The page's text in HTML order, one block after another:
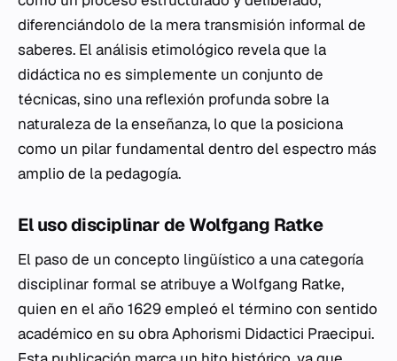
diferenciándolo de la mera transmisión informal de
saberes. El análisis etimológico revela que la
didáctica no es simplemente un conjunto de
técnicas, sino una reflexión profunda sobre la
naturaleza de la enseñanza, lo que la posiciona
como un pilar fundamental dentro del espectro más
amplio de la pedagogía.
El uso disciplinar de Wolfgang Ratke
El paso de un concepto lingüístico a una categoría
disciplinar formal se atribuye a Wolfgang Ratke,
quien en el año 1629 empleó el término con sentido
académico en su obraAphorismi Didactici Praecipui.